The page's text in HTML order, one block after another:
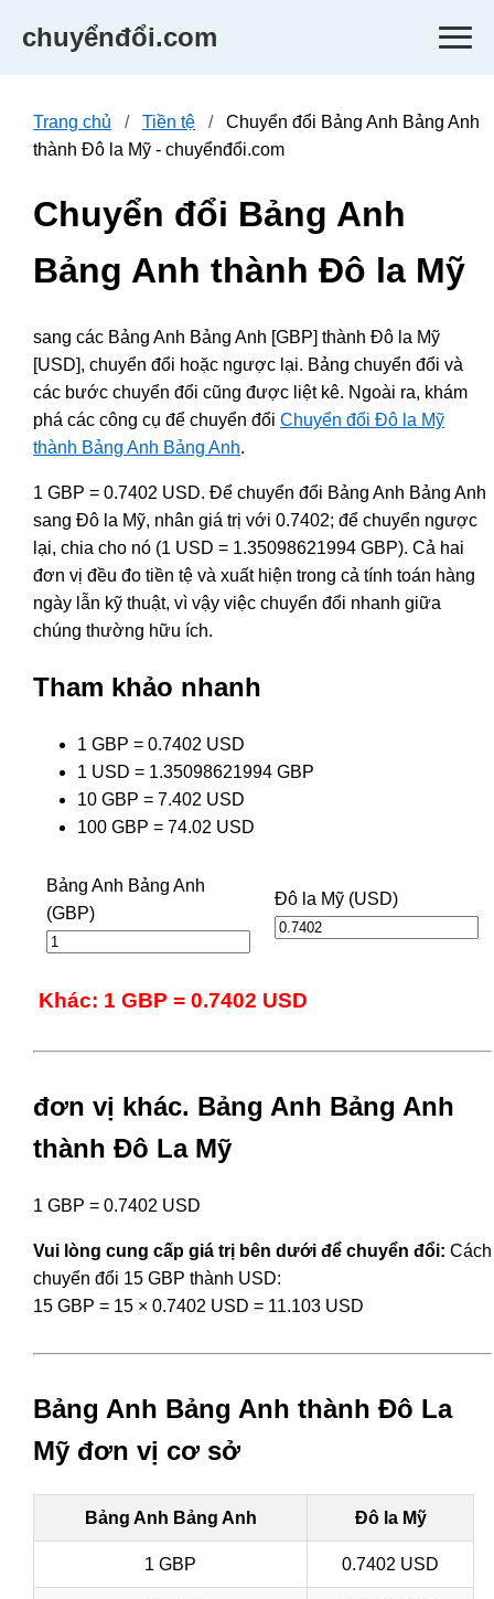
chuyểnđổi.com
Trang chủ Tiền tệ
Chuyển đổi Bảng Anh Bảng Anh
thành Đô la Mỹ - chuyểnđổi.com
Chuyển đổi Bảng Anh
Bảng Anh thành Đô la Mỹ
sang các Bảng Anh Bảng Anh [GBP] thành Đô la Mỹ
[USD], chuyển đổi hoặc ngược lại. Bảng chuyển đổi và
các bước chuyển đổi cũng được liệt kê. Ngoài ra, khám
phá các công cụ để chuyển đổi Chuyển đổi Đô la Mỹ
thành Bảng Anh Bảng Anh.
1 GBP = 0.7402 USD. Để chuyển đổi Bảng Anh Bảng Anh
sang Đô la Mỹ, nhân giá trị với 0.7402; để chuyển ngược
lại, chia cho nó (1 USD = 1.35098621994 GBP). Cả hai
đơn vị đều đo tiền tệ và xuất hiện trong cả tính toán hàng
ngày lẫn kỹ thuật, vì vậy việc chuyển đổi nhanh giữa
chúng thường hữu ích.
Tham khảo nhanh
1 GBP = 0.7402 USD
1 USD = 1.35098621994 GBP
10 GBP = 7.402 USD
100 GBP = 74.02 USD
Bảng Anh Bảng Anh
(GBP)
Đô la Mỹ (USD)
Khác: 1 GBP = 0.7402 USD
đơn vị khác. Bảng Anh Bảng Anh
thành Đô La Mỹ
1 GBP = 0.7402 USD
Vui lòng cung cấp giá trị bên dưới để chuyển đổi: Cách
chuyển đổi 15 GBP thành USD:
15 GBP = 15 × 0.7402 USD = 11.103 USD
Bảng Anh Bảng Anh thành Đô La
Mỹ đơn vị cơ sở
Bảng Anh Bảng Anh Đô la Mỹ
1 GBP 0.7402 USD